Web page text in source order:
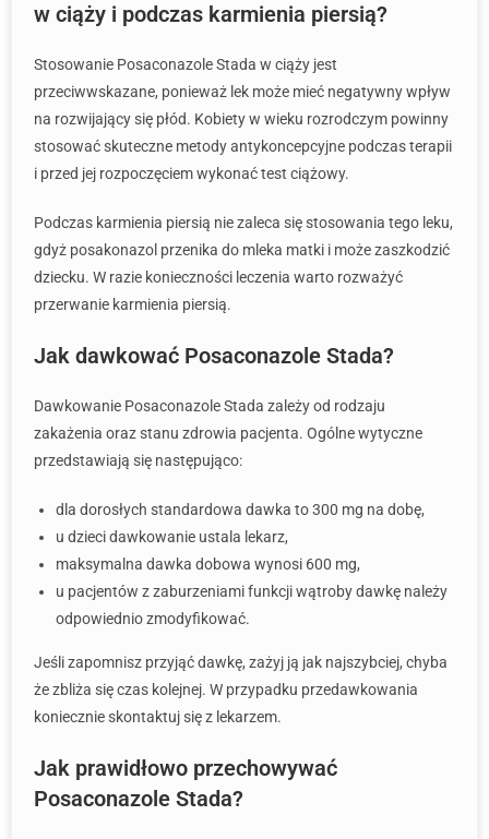
w ciąży i podczas karmienia piersią?
Stosowanie Posaconazole Stada w ciąży jest
przeciwwskazane, ponieważ lek może mieć negatywny wpływ
na rozwijający się płód. Kobiety w wieku rozrodczym powinny
stosować skuteczne metody antykoncepcyjne podczas terapii
i przed jej rozpoczęciem wykonać test ciążowy.
Podczas karmienia piersią nie zaleca się stosowania tego leku,
gdyż posakonazol przenika do mleka matki i może zaszkodzić
dziecku. W razie konieczności leczenia warto rozważyć
przerwanie karmienia piersią.
Jak dawkować Posaconazole Stada?
Dawkowanie Posaconazole Stada zależy od rodzaju
zakażenia oraz stanu zdrowia pacjenta. Ogólne wytyczne
przedstawiają się następująco:
dla dorosłych standardowa dawka to 300 mg na dobę,
u dzieci dawkowanie ustala lekarz,
maksymalna dawka dobowa wynosi 600 mg,
u pacjentów z zaburzeniami funkcji wątroby dawkę należy
odpowiednio zmodyfikować.
Jeśli zapomnisz przyjąć dawkę, zażyj ją jak najszybciej, chyba
że zbliża się czas kolejnej. W przypadku przedawkowania
koniecznie skontaktuj się z lekarzem.
Jak prawidłowo przechowywać
Posaconazole Stada?